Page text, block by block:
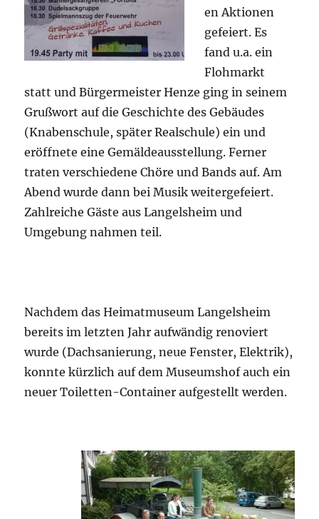
en Aktionen
gefeiert. Es
fand u.a. ein
Flohmarkt
statt und Bürgermeister Henze ging in seinem
Grußwort auf die Geschichte des Gebäudes
(Knabenschule, später Realschule) ein und
eröffnete eine Gemäldeausstellung. Ferner
traten verschiedene Chöre und Bands auf. Am
Abend wurde dann bei Musik weitergefeiert.
Zahlreiche Gäste aus Langelsheim und
Umgebung nahmen teil.
Nachdem das Heimatmuseum Langelsheim
bereits im letzten Jahr aufwändig renoviert
wurde (Dachsanierung, neue Fenster, Elektrik),
konnte kürzlich auf dem Museumshof auch ein
neuer Toiletten-Container aufgestellt werden.